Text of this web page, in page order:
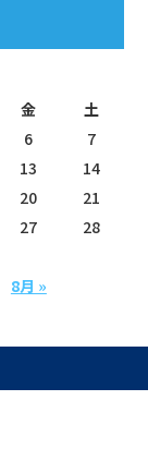
金 土
8月 »
6
7
13
14
20
21
27
28